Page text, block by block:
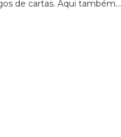
de cartas. Aqui também...